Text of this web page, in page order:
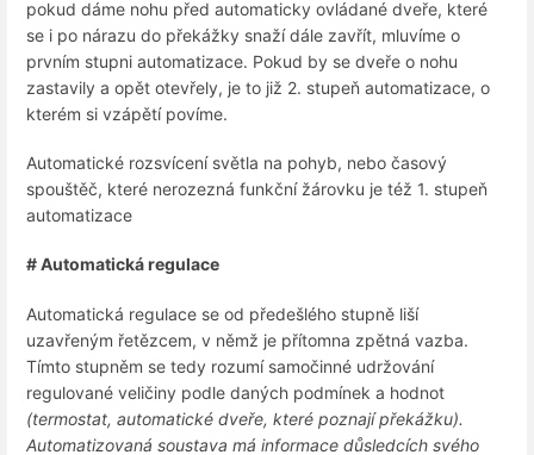
pokud dáme nohu před automaticky ovládané dveře, které
se i po nárazu do překážky snaží dále zavřít, mluvíme o
prvním stupni automatizace. Pokud by se dveře o nohu
zastavily a opět otevřely, je to již 2. stupeň automatizace, o
kterém si vzápětí povíme.
Automatické rozsvícení světla na pohyb, nebo časový
spouštěč, které nerozezná funkční žárovku je též 1. stupeň
automatizace
# Automatická regulace
Automatická regulace se od předešlého stupně liší
uzavřeným řetězcem, v němž je přítomna zpětná vazba.
Tímto stupněm se tedy rozumí samočinné udržování
regulované veličiny podle daných podmínek a hodnot
(termostat, automatické dveře, které poznají překážku).
Automatizovaná soustava má informace důsledcích svého